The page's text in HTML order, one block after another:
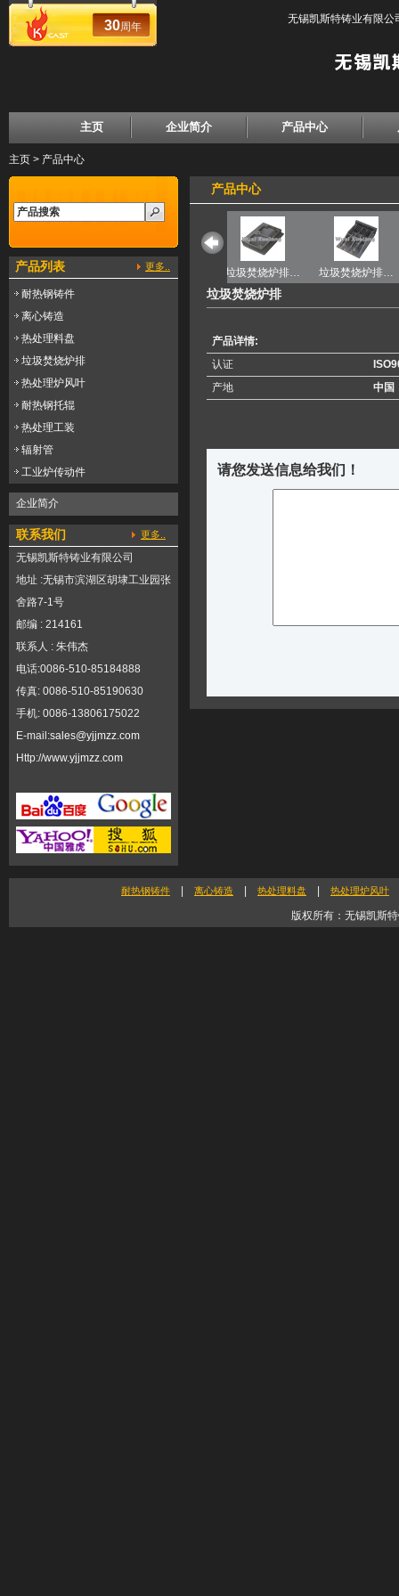
30周年
无锡凯斯特铸业有限公
主页 企业简介 产品中心
主页 > 产品中心
产品列表 更多..
耐热钢铸件
离心铸造
热处理料盘
垃圾焚烧炉排
热处理炉风叶
耐热钢托辊
热处理工装
辐射管
工业炉传动件
企业简介
联系我们 更多..
无锡凯斯特铸业有限公司
地址 :无锡市滨湖区胡埭工业园张
舍路7-1号
邮编 : 214161
联系人 : 朱伟杰
电话:0086-510-85184888
传真: 0086-510-85190630
手机: 0086-13806175022
E-mail:sales@yjjmzz.com
Http://www.yjjmzz.com
产品中心
… 垃圾焚烧炉排… 垃圾焚烧炉排… 垃圾焚烧炉排… 垃圾焚烧炉排…
垃圾焚烧炉排
产品详情:
认证
产地
中国
请您发送信息给我们！
耐热钢铸件 离心铸造 热处理料盘 热处理炉风叶
版权所有：无锡凯斯